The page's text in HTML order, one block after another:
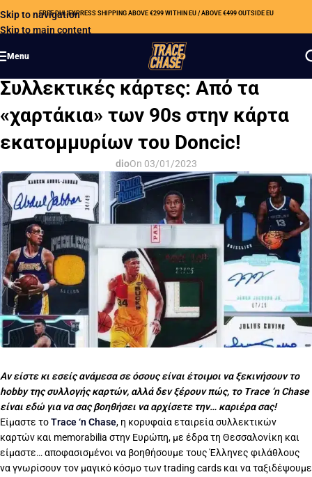
Skip to navigation
Skip to main content
FREE DHL EXPRESS SHIPPING ABOVE €299 WITHIN EU / ABOVE €499 OUTSIDE EU
Menu
HOBBY 101 (EL)
Συλλεκτικές κάρτες: Από τα
«χαρτάκια» των 90s στην κάρτα
εκατομμυρίων του Doncic!
dioOn 03/01/2023
Αν είστε κι εσείς ανάμεσα σε όσους είναι έτοιμοι να ξεκινήσουν το
hobby της συλλογής καρτών, αλλά δεν ξέρουν πώς, το Trace ‘n Chase
είναι εδώ για να σας βοηθήσει να αρχίσετε την… καριέρα σας!
Είμαστε τοTrace ‘n Chase, η κορυφαία εταιρεία συλλεκτικών
καρτών και memorabilia στην Ευρώπη, με έδρα τη Θεσσαλονίκη και
είμαστε… αποφασισμένοι να βοηθήσουμε τους Έλληνες φιλάθλους
να γνωρίσουν τον μαγικό κόσμο των trading cards και να ταξιδέψουμε